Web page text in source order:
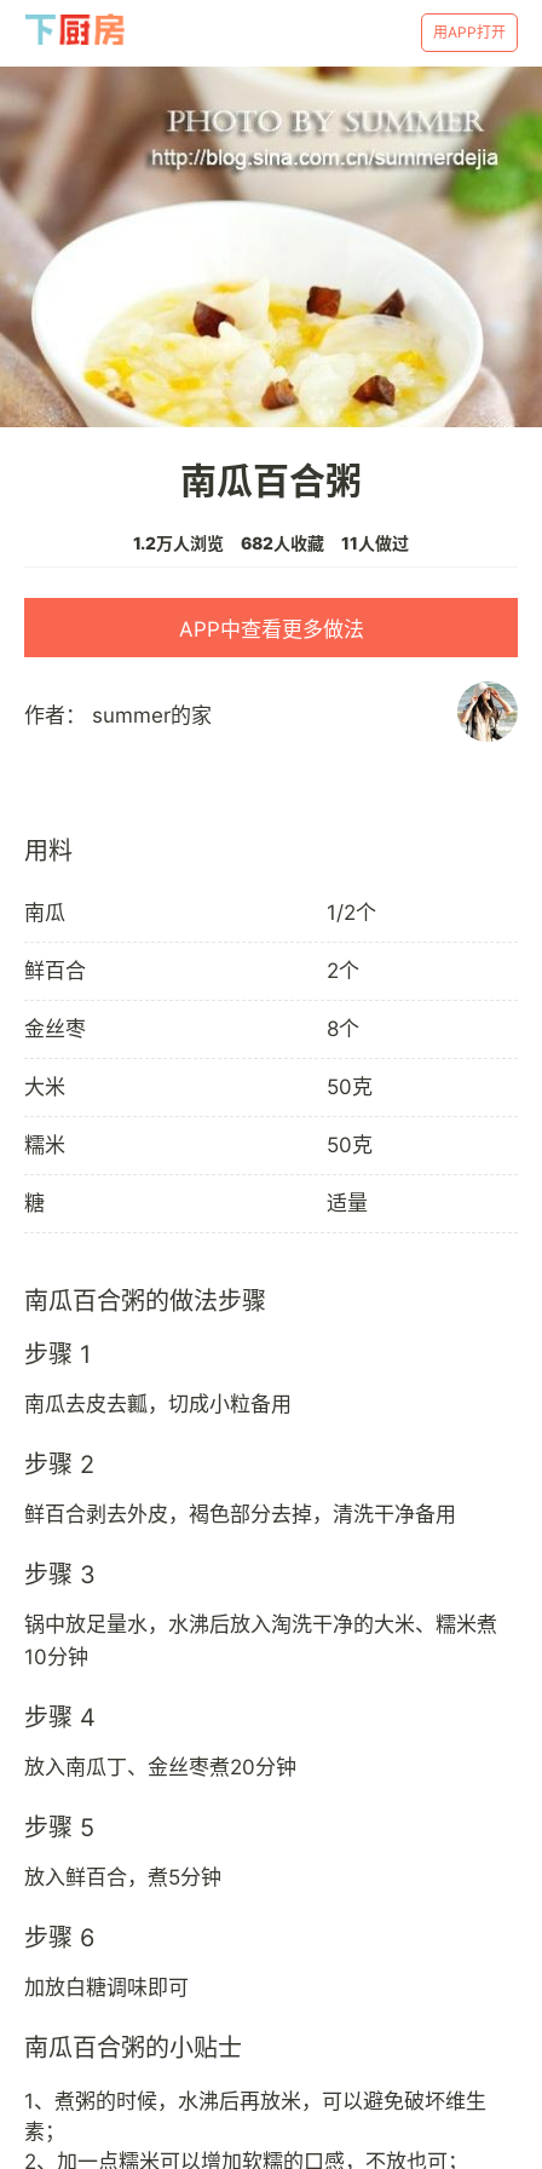
用APP打开
南瓜百合粥
1.2万人浏览 682人收藏 11人做过
APP中查看更多做法
作者： summer的家
用料
南瓜 1/2个
鲜百合 2个
金丝枣 8个
大米 50克
糯米 50克
糖 适量
南瓜百合粥的做法步骤
步骤 1
南瓜去皮去瓤，切成小粒备用
步骤 2
鲜百合剥去外皮，褐色部分去掉，清洗干净备用
步骤 3
锅中放足量水，水沸后放入淘洗干净的大米、糯米煮
10分钟
步骤 4
放入南瓜丁、金丝枣煮20分钟
步骤 5
放入鲜百合，煮5分钟
步骤 6
加放白糖调味即可
南瓜百合粥的小贴士
1、煮粥的时候，水沸后再放米，可以避免破坏维生
素；
2、加一点糯米可以增加软糯的口感，不放也可；